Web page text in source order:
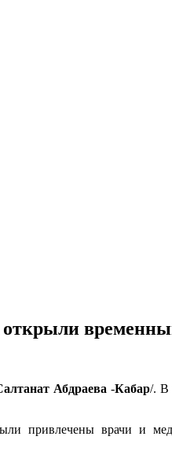
Абдраева -Кабар/. В
привлечены врачи и